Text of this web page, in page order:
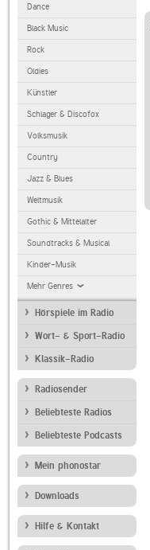
Dance
Black Music
Rock
Oldies
Künstler
Schlager & Discofox
Volksmusik
Country
Jazz & Blues
Weltmusik
Gothic & Mittelalter
Soundtracks & Musical
Kinder-Musik
Mehr Genres
Hörspiele im Radio
Wort- & Sport-Radio
Klassik-Radio
Radiosender
Beliebteste Radios
Beliebteste Podcasts
Mein phonostar
Downloads
Hilfe & Kontakt